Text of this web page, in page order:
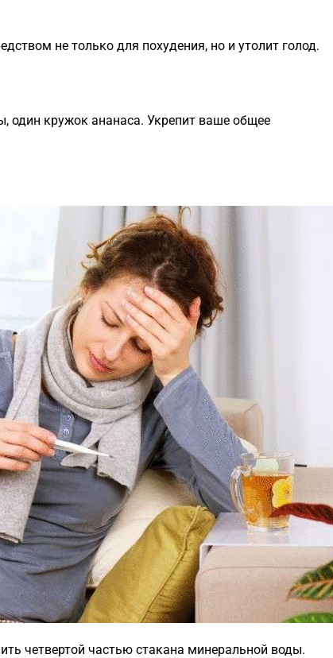
не только для похудения, но и утолит голод.
один кружок ананаса. Укрепит ваше общее
четвертой частью стакана минеральной воды.